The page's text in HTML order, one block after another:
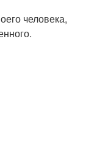
человека,